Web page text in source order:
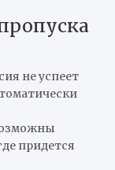
не успеет
придется